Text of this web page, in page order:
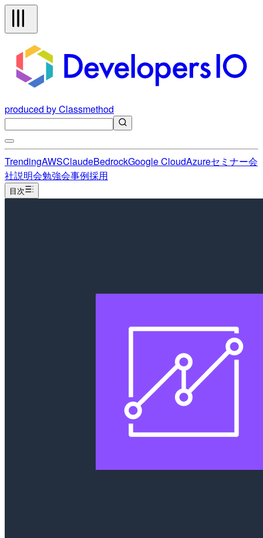
produced by Classmethod
TrendingAWSClaudeBedrockGoogle CloudAzureセミナー会
社説明会勉強会事例採用
目次